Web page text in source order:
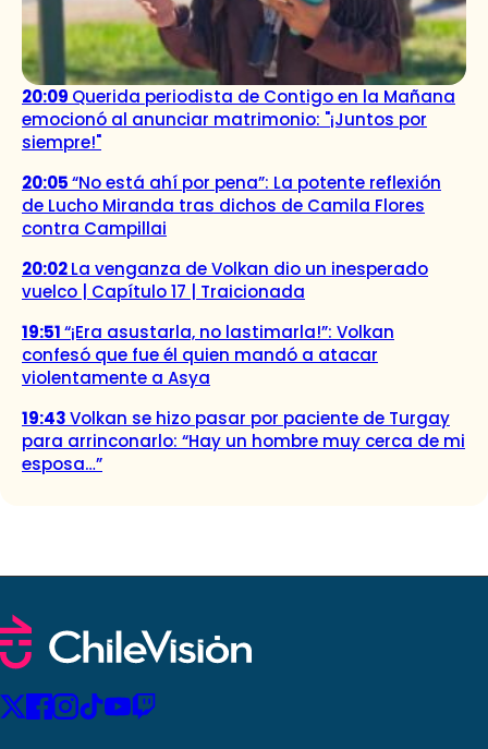
20:09 Querida periodista de Contigo en la Mañana
emocionó al anunciar matrimonio: "¡Juntos por
siempre!"
20:05“No está ahí por pena”: La potente reflexión
de Lucho Miranda tras dichos de Camila Flores
contra Campillai
20:02La venganza de Volkan dio un inesperado
vuelco | Capítulo 17 | Traicionada
19:51“¡Era asustarla, no lastimarla!”: Volkan
confesó que fue él quien mandó a atacar
violentamente a Asya
19:43Volkan se hizo pasar por paciente de Turgay
para arrinconarlo: “Hay un hombre muy cerca de mi
esposa…”